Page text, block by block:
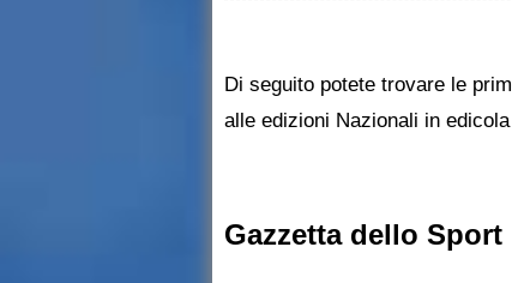
Di seguito potete trovare le
alle edizioni Nazionali in
Gazzetta dello Sport